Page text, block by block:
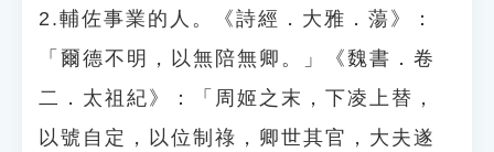
2.輔佐事業的人。《詩經．大雅．蕩》：
「爾德不明，以無陪無卿。」《魏書．卷
二．太祖紀》：「周姬之末，下凌上替，
以號自定，以位制祿，卿世其官，大夫遂